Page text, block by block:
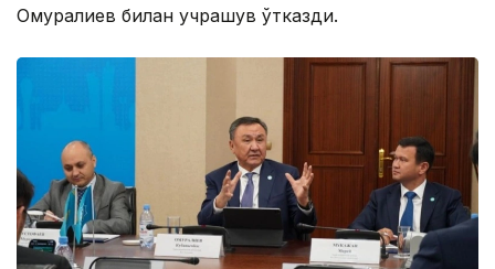
Омуралиев билан учрашув ўтказди.